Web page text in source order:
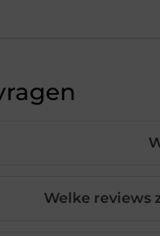
Welke reviews